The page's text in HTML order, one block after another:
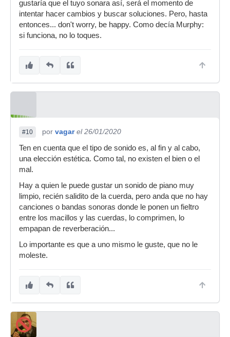
gustaría que el tuyo sonara así, será el momento de
intentar hacer cambios y buscar soluciones. Pero, hasta
entonces... don't worry, be happy. Como decía Murphy:
si funciona, no lo toques.
#10 por vagar el 26/01/2020
Ten en cuenta que el tipo de sonido es, al fin y al cabo,
una elección estética. Como tal, no existen el bien o el
mal.
Hay a quien le puede gustar un sonido de piano muy
limpio, recién salidito de la cuerda, pero anda que no hay
canciones o bandas sonoras donde le ponen un fieltro
entre los macillos y las cuerdas, lo comprimen, lo
empapan de reverberación...
Lo importante es que a uno mismo le guste, que no le
moleste.